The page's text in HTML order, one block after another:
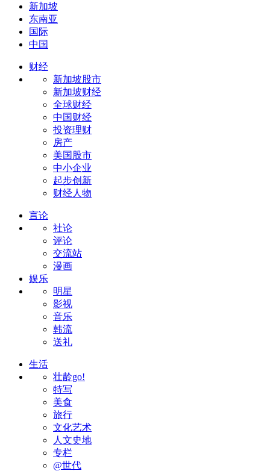
新加坡
东南亚
国际
中国
财经
新加坡股市
新加坡财经
全球财经
中国财经
投资理财
房产
美国股市
中小企业
起步创新
财经人物
言论
社论
评论
交流站
漫画
娱乐
明星
影视
音乐
韩流
送礼
生活
壮龄go!
特写
美食
旅行
文化艺术
人文史地
专栏
@世代